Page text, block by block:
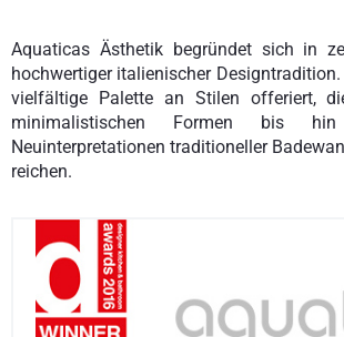
Aquaticas Ästhetik begründet sich in
hochwertiger italienischer
vielfältige Palette an Stilen offeriert,
minimalistischen Formen bis
Neuinterpretationen traditioneller
reichen.